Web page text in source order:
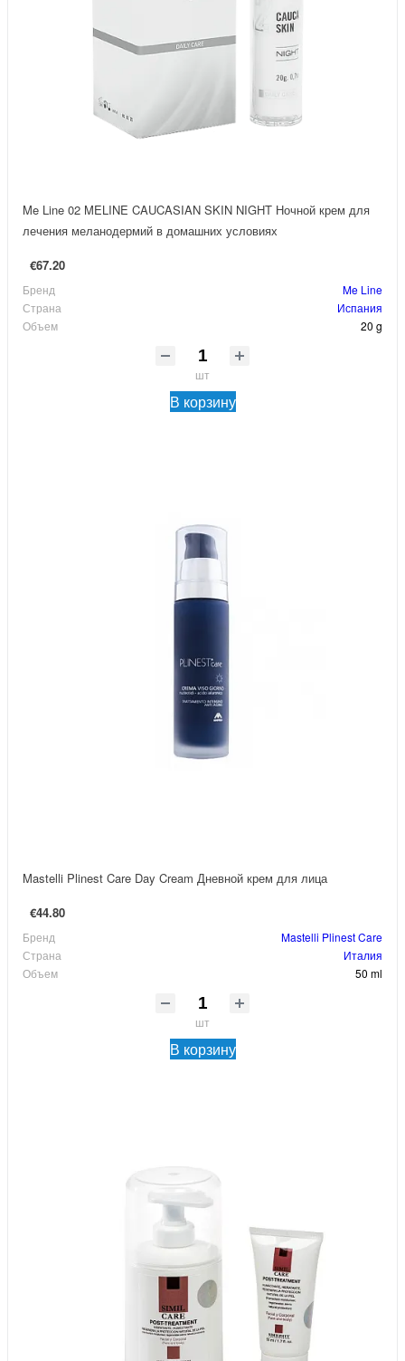
Me Line 02 MELINE CAUCASIAN SKIN NIGHT Ночной крем для
лечения меланодермий в домашних условиях
€67.20
Бренд
Me Line
Страна
Испания
Объем
20 g
шт
В корзину
Mastelli Plinest Care Day Cream Дневной крем для лица
€44.80
Бренд
Mastelli Plinest Care
Страна
Италия
Объем
50 ml
шт
В корзину